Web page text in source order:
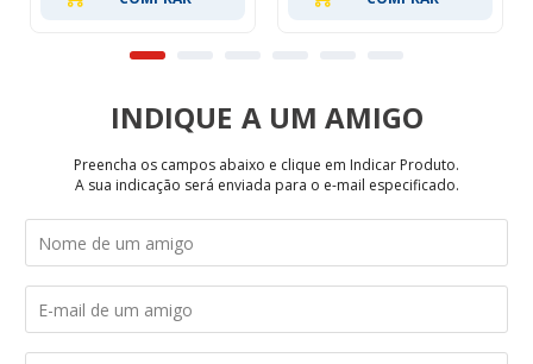
INDIQUE
Preencha os campos abaixo e clique em Indicar Produto.
A sua indicação será enviada para o e-mail especificado.